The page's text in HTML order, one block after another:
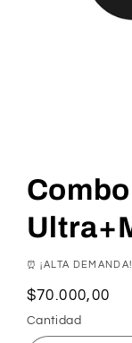
⏰ ¡ALTA
Precio
habitual
$70.000,00
Cantidad